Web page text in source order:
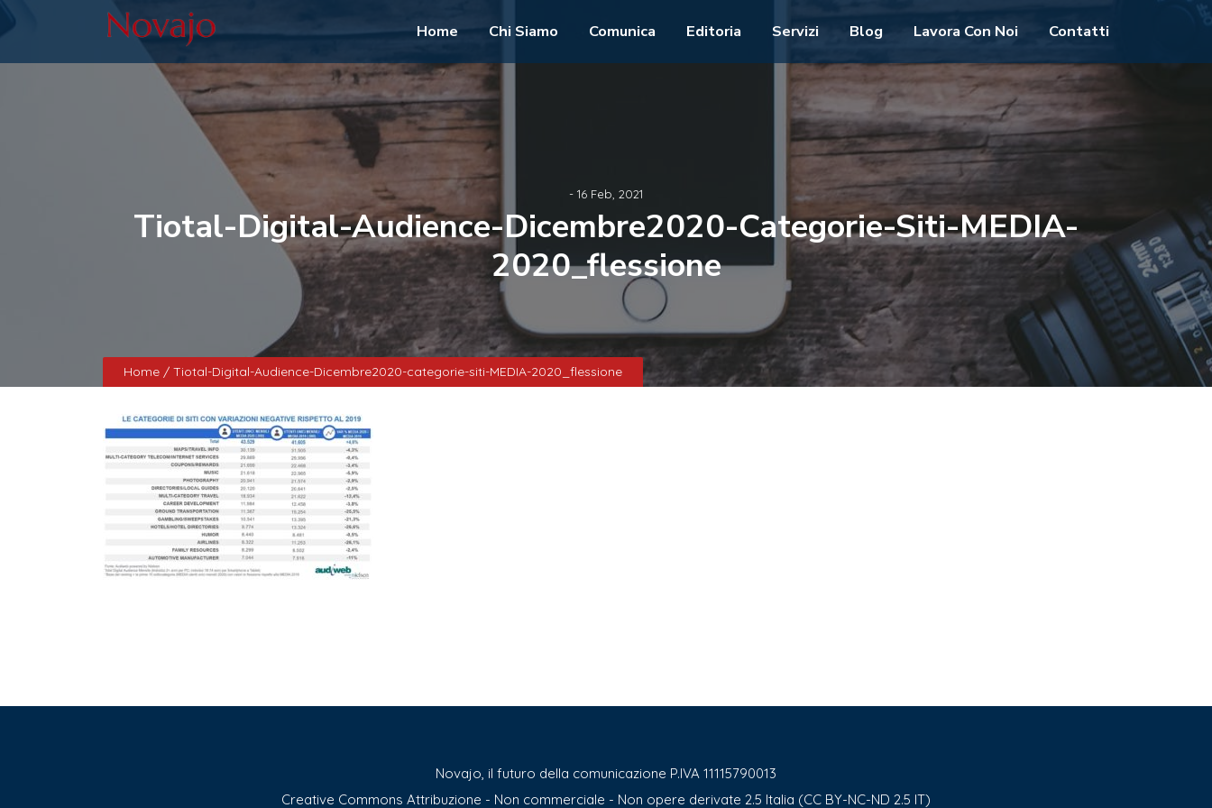
Home Chi Siamo Comunica Editoria Servizi Blog Lavora Con Noi Contatti
- 16 Feb, 2021
Tiotal-Digital-Audience-Dicembre2020-Categorie-Siti-MEDIA-
2020_flessione
Home / Tiotal-Digital-Audience-Dicembre2020-categorie-siti-MEDIA-2020_flessione
Novajo, il futuro della comunicazione P.IVA 11115790013
Creative Commons Attribuzione - Non commerciale - Non opere derivate 2.5 Italia (CC BY-NC-ND 2.5 IT)